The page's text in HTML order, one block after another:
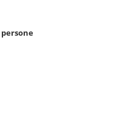
persone